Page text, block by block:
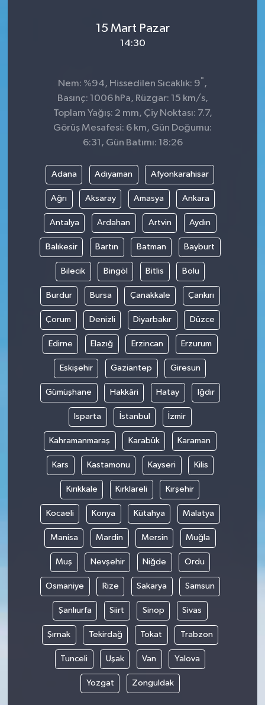
15 Mart Pazar
14:30
Nem: %94, Hissedilen Sıcaklık: 9° ,
Basınç: 1006 hPa, Rüzgar: 15 km/s,
Toplam Yağış: 2 mm, Çiy Noktası: 7.7,
Görüş Mesafesi: 6 km, Gün Doğumu:
6:31, Gün Batımı: 18:26
Adana Adıyaman Afyonkarahisar
Ağrı Aksaray Amasya Ankara
Antalya Ardahan Artvin Aydın
Balıkesir Bartın Batman Bayburt
Bilecik Bingöl Bitlis Bolu
Burdur Bursa Çanakkale Çankırı
Çorum Denizli Diyarbakır Düzce
Edirne Elazığ Erzincan Erzurum
Eskişehir Gaziantep Giresun
Gümüşhane Hakkâri Hatay Iğdır
Isparta İstanbul İzmir
Kahramanmaraş Karabük Karaman
Kars Kastamonu Kayseri Kilis
Kırıkkale Kırklareli Kırşehir
Kocaeli Konya Kütahya Malatya
Manisa Mardin Mersin Muğla
Muş Nevşehir Niğde Ordu
Osmaniye Rize Sakarya Samsun
Şanlıurfa Siirt Sinop Sivas
Şırnak Tekirdağ Tokat Trabzon
Tunceli Uşak Van Yalova
Yozgat Zonguldak